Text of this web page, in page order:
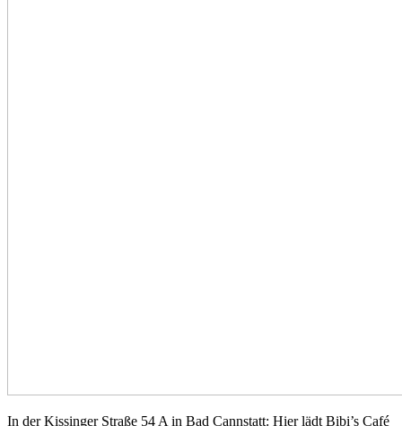
In der Kissinger Straße 54 A in Bad Cannstatt: Hier lädt Bibi’s Café